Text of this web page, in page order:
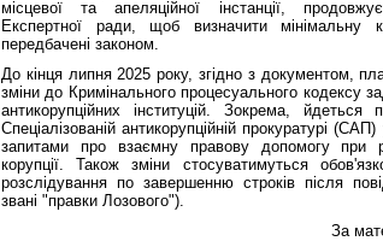
місцевої та апеляційної інстанції,
Експертної ради, щоб визначити мінімальну
передбачені законом.
До кінця липня 2025 року, згідно з документом,
зміни до Кримінального процесуального кодексу
антикорупційних інституцій. Зокрема,
Спеціалізованій антикорупційній прокуратурі
запитами про взаємну правову допомогу при
корупції. Також зміни стосуватимуться
розслідування по завершенню строків після
звані "правки Лозового").
За